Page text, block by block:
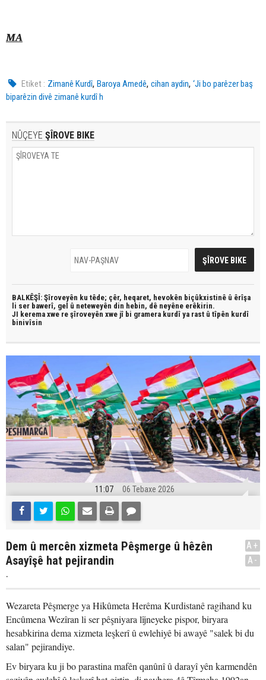
MA
Etiket : Zimanê Kurdî,Baroya Amedê,cihan aydin,‘Ji bo parêzer baş
biparêzin divê zimanê kurdî h
NÛÇEYE ŞÎROVE BIKE
BALKÊŞÎ: Şîroveyên ku têde; çêr, heqaret, hevokên biçûkxistinê û êrîşa
li ser bawerî, gel û neteweyên din hebin, dê neyêne erêkirin.
JI kerema xwe re şîroveyên xwe jî bi gramera kurdî ya rast û tîpên kurdî
binivîsin
11:07 06 Tebaxe 2026
Dem û mercên xizmeta Pêşmerge û hêzên
Asayîşê hat pejirandin
.
A+
A-
Wezareta Pêşmerge ya Hikûmeta Herêma Kurdistanê ragihand ku
Encûmena Wezîran li ser pêşniyara lîjneyeke pispor, biryara
hesabkirina dema xizmeta leşkerî û ewlehiyê bi awayê "salek bi du
salan" pejirandiye.
Ev biryara ku ji bo parastina mafên qanûnî û darayî yên karmendên